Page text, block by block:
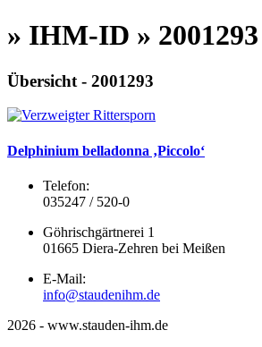
» IHM-ID » 2001293
Übersicht - 2001293
Delphinium belladonna ‚Piccolo‘
Telefon:
035247 / 520-0
Göhrischgärtnerei 1
01665 Diera-Zehren bei Meißen
E-Mail:
info@staudenihm.de
2026 - www.stauden-ihm.de